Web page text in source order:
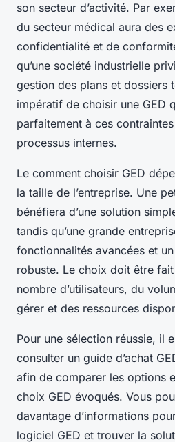
son secteur d’activité. Par
du secteur médical aura des
confidentialité et de
qu’une société industrielle
gestion des plans et dossiers
impératif de choisir une GED
parfaitement à ces
processus internes.
Le comment choisir GED
la taille de l’entreprise. Une
bénéfiera d’une solution
tandis qu’une grande
fonctionnalités avancées et
robuste. Le choix doit être
nombre d’utilisateurs, du
gérer et des ressources
Pour une sélection réussie, il
consulter un guide d’achat
afin de comparer les options
choix GED évoqués. Vous
davantage d’informations
logiciel GED et trouver la